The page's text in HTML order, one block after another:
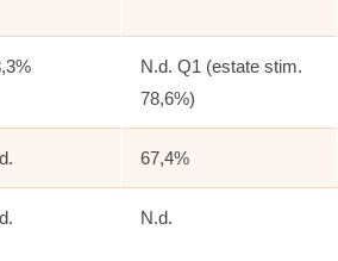
N.d. Q1 (estate stim.
78,6%)
67,4%
N.d.